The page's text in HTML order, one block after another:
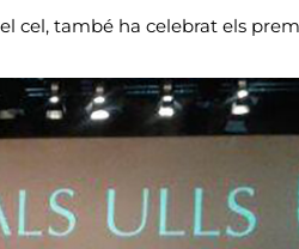
cel, també ha celebrat els